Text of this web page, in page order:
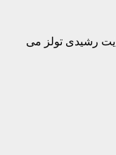
رشیدی تولز می